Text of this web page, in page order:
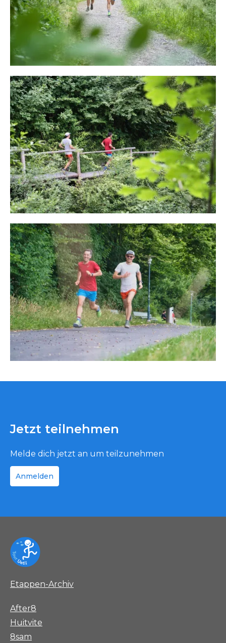
Jetzt teilnehmen
Melde dich jetzt an um teilzunehmen
Anmelden
Etappen-Archiv
After8
Huitvite
8sam